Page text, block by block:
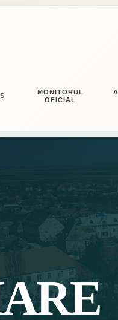
MONITORUL
OFICIAL